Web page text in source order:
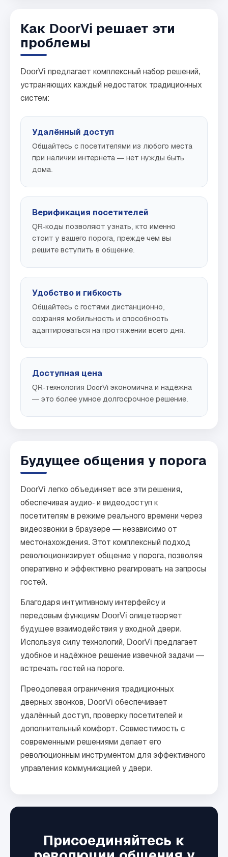
Как DoorVi решает эти
проблемы
DoorVi предлагает комплексный набор решений,
устраняющих каждый недостаток традиционных
систем:
Удалённый доступ
Общайтесь с посетителями из любого места
при наличии интернета — нет нужды быть
дома.
Верификация посетителей
QR-коды позволяют узнать, кто именно
стоит у вашего порога, прежде чем вы
решите вступить в общение.
Удобство и гибкость
Общайтесь с гостями дистанционно,
сохраняя мобильность и способность
адаптироваться на протяжении всего дня.
Доступная цена
QR-технология DoorVi экономична и надёжна
— это более умное долгосрочное решение.
Будущее общения у порога
DoorVi легко объединяет все эти решения,
обеспечивая аудио- и видеодоступ к
посетителям в режиме реального времени через
видеозвонки в браузере — независимо от
местонахождения. Этот комплексный подход
революционизирует общение у порога, позволяя
оперативно и эффективно реагировать на запросы
гостей.
Благодаря интуитивному интерфейсу и
передовым функциям DoorVi олицетворяет
будущее взаимодействия у входной двери.
Используя силу технологий, DoorVi предлагает
удобное и надёжное решение извечной задачи —
встречать гостей на пороге.
Преодолевая ограничения традиционных
дверных звонков, DoorVi обеспечивает
удалённый доступ, проверку посетителей и
дополнительный комфорт. Совместимость с
современными решениями делает его
революционным инструментом для эффективного
управления коммуникацией у двери.
Присоединяйтесь к